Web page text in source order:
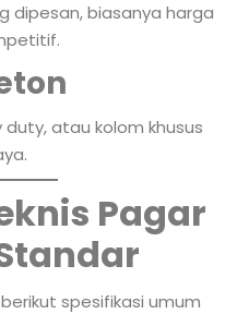
dipesan, biasanya harga
atau kolom khusus
Pagar
spesifikasi umum